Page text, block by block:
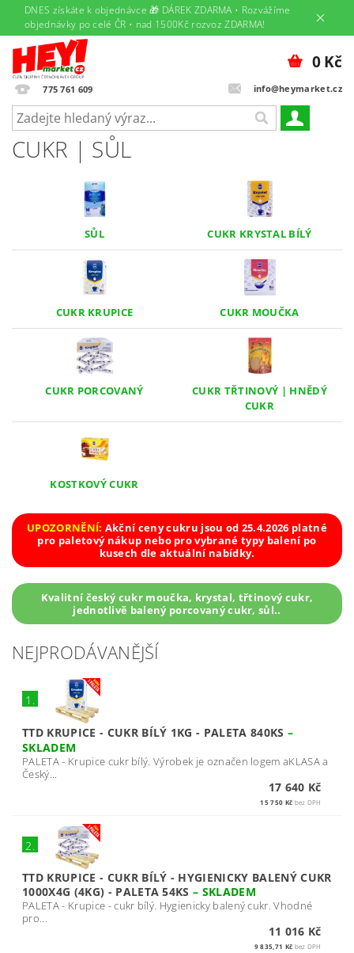
DNES získáte k objednávce 🎁 DÁREK ZDARMA • Rozvážíme
objednávky po celé ČR • nad 1500Kč rozvoz ZDARMA!
775 761 609 info@heymarket.cz
0 Kč
CUKR | SŮL
SŮL CUKR KRYSTAL BÍLÝ
CUKR KRUPICE CUKR MOUČKA
CUKR PORCOVANÝ
CUKR TŘTINOVÝ | HNĚDÝ
CUKR
KOSTKOVÝ CUKR
UPOZORNĚNÍ: Akční ceny cukru jsou od 25.4.2026 platné
pro paletový nákup nebo pro vybrané typy balení po
kusech dle aktuální nabídky.
Kvalitní český cukr moučka, krystal, třtinový cukr,
jednotlivě balený porcovaný cukr, sůl..
NEJPRODÁVANĚJŠÍ
1.
TTD KRUPICE - CUKR BÍLÝ 1KG - PALETA 840KS –
SKLADEM
PALETA - Krupice cukr bílý. Výrobek je označen logem aKLASA a
Český...
17 640 Kč
15 750 Kč bez DPH
2.
TTD KRUPICE - CUKR BÍLÝ - HYGIENICKY BALENÝ CUKR
1000X4G (4KG) - PALETA 54KS– SKLADEM
PALETA - Krupice - cukr bílý. Hygienicky balený cukr. Vhodné
pro...
11 016 Kč
9 835,71 Kč bez DPH